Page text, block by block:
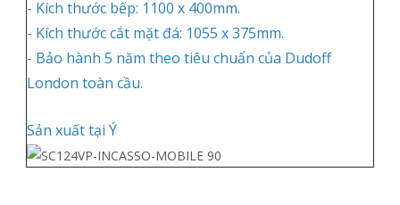
- Kích thước bếp: 1100 x 400mm.
- Kích thước cắt mặt đá: 1055 x 375mm.
- Bảo hành 5 năm theo tiêu chuẩn của Dudoff
London toàn cầu.
Sản xuất tại Ý